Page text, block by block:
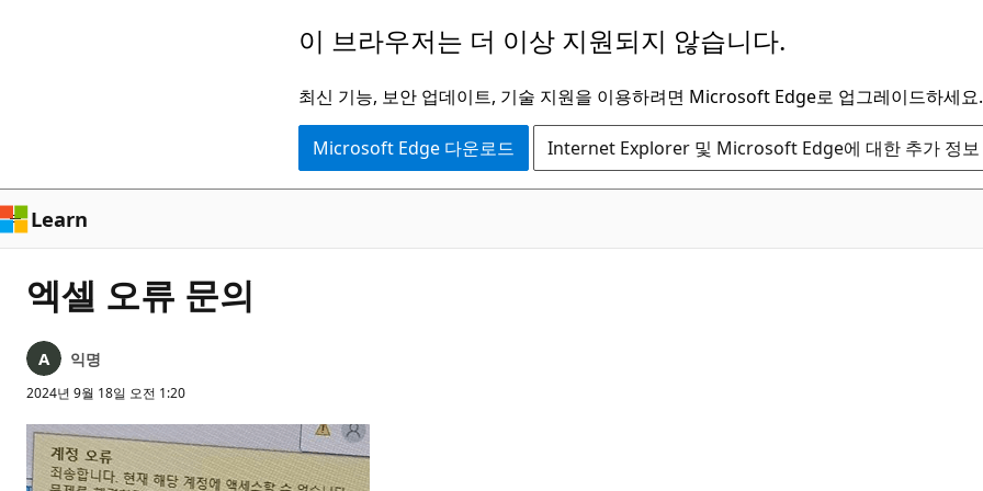
로
건
너
뛰
기
이 브라우저는 더 이상 지원되지 않습니다.
최신 기능, 보안 업데이트, 기술 지원을 이용하려면 Microsoft Edge로 업그레이드하세요.
Microsoft Edge 다운로드 Internet Explorer 및 Microsoft Edge에 대한 추가 정보
Learn
엑셀 오류 문의
익명
2024년 9월 18일 오전 1:20